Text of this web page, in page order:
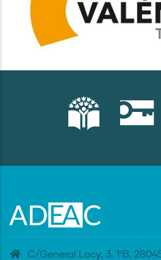
C/General Lacy, 3. 1ºB.